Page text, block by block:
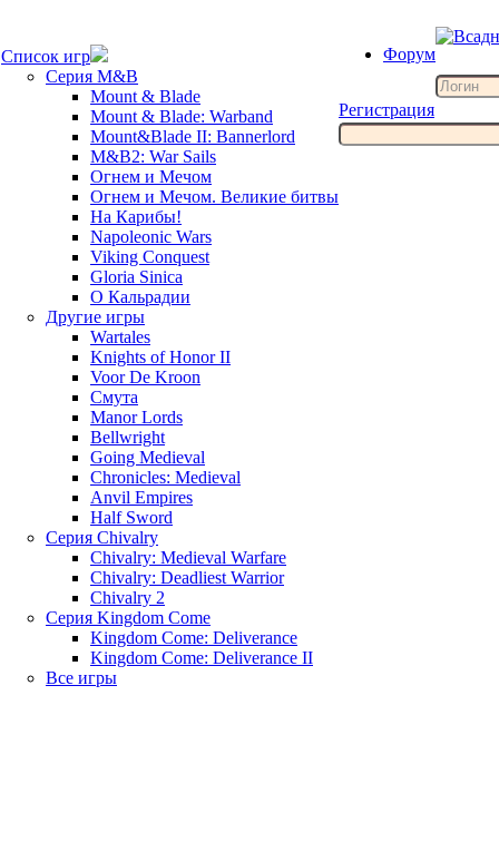
Список игр
Серия M&B
Mount & Blade
Mount & Blade: Warband
Mount&Blade II: Bannerlord
M&B2: War Sails
Огнем и Мечом
Огнем и Мечом. Великие битвы
На Карибы!
Napoleonic Wars
Viking Conquest
Gloria Sinica
О Кальрадии
Другие игры
Wartales
Knights of Honor II
Voor De Kroon
Смута
Manor Lords
Bellwright
Going Medieval
Chronicles: Medieval
Anvil Empires
Half Sword
Серия Chivalry
Chivalry: Medieval Warfare
Chivalry: Deadliest Warrior
Chivalry 2
Серия Kingdom Come
Kingdom Come: Deliverance
Kingdom Come: Deliverance II
Все игры
Форум
Регистрация